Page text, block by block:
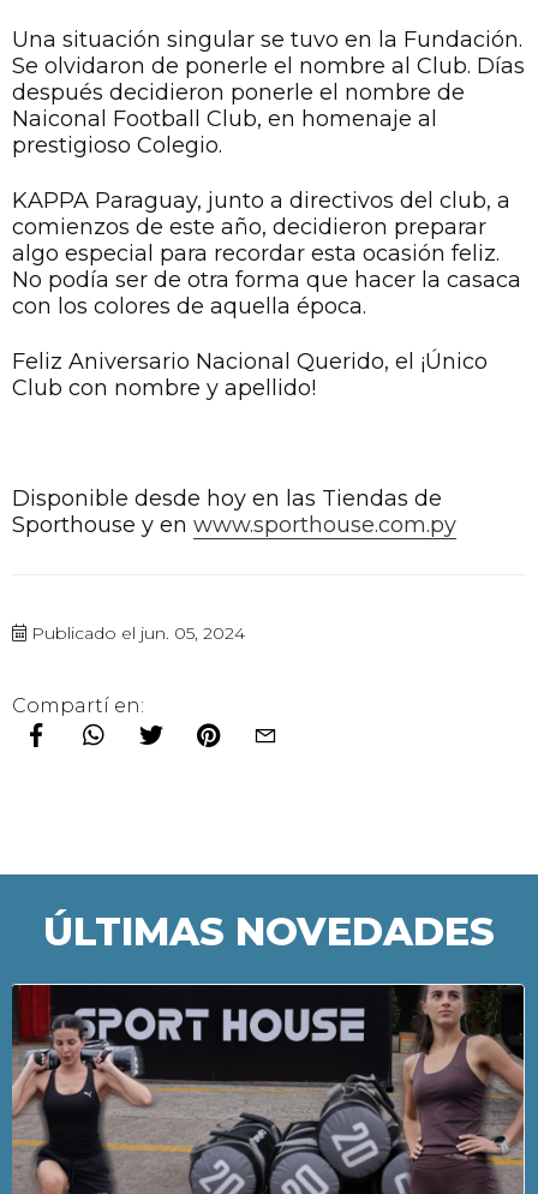
Una situación singular se tuvo en la Fundación.
Se olvidaron de ponerle el nombre al Club. Días
después decidieron ponerle el nombre de
Naiconal Football Club, en homenaje al
prestigioso Colegio.
KAPPA Paraguay, junto a directivos del club, a
comienzos de este año, decidieron preparar
algo especial para recordar esta ocasión feliz.
No podía ser de otra forma que hacer la casaca
con los colores de aquella época.
Feliz Aniversario Nacional Querido, el ¡Único
Club con nombre y apellido!
Disponible desde hoy en las Tiendas de
Sporthouse y en www.sporthouse.com.py
Publicado el jun. 05, 2024
Compartí en:
ÚLTIMAS NOVEDADES